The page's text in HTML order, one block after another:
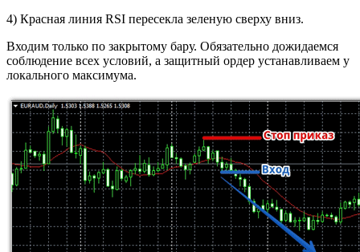
4) Красная линия RSI пересекла зеленую сверху вниз.
Входим только по закрытому бару. Обязательно дожидаемся
соблюдение всех условий, а защитный ордер устанавливаем у
локального максимума.